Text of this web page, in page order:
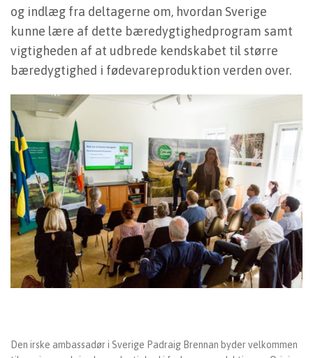
Varför välja Irland?
Kontakta ditt lokala kontor
og indlæg fra deltagerne om, hvordan Sverige
kunne lære af dette bæredygtighedprogram samt
vigtigheden af at udbrede kendskabet til større
bæredygtighed i fødevareproduktion verden over.
Den irske ambassadør i Sverige Padraig Brennan byder velkommen